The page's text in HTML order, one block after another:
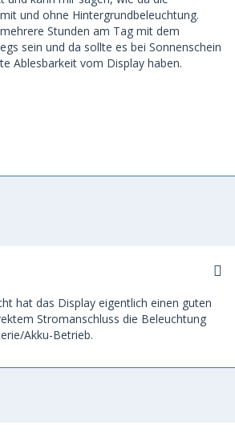
und ohne Hintergrundbeleuchtung.
Stunden am Tag mit dem
sein und da sollte es bei Sonnenschein
Ablesbarkeit vom Display haben.
hat das Display eigentlich einen guten
Stromanschluss die Beleuchtung
Akku-Betrieb.